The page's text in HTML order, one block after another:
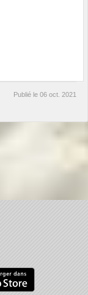
Publié le 06 oct. 2021